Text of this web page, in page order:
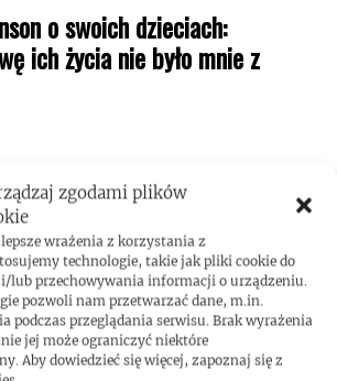
zgodami plików
wrażenia z korzystania z
technologie, takie jak pliki cookie do
lub przechowywania informacji o urządzeniu.
pozwoli nam przetwarzać dane, m.in.
podczas przeglądania serwisu. Brak wyrażenia
jej może ograniczyć niektóre
Aby dowiedzieć się więcej, zapoznaj się z
o swoich dzieciach:
ich życia nie było mnie z